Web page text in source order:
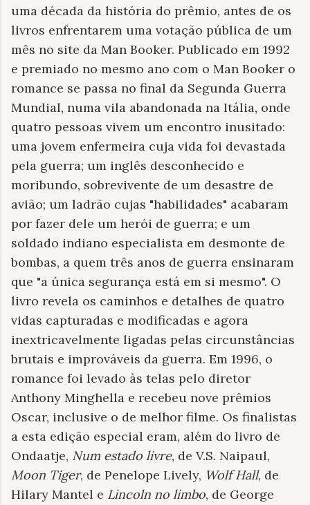
uma década da história do prêmio, antes de os
livros enfrentarem uma votação pública de um
mês no site da Man Booker. Publicado em 1992
e premiado no mesmo ano com o Man Booker o
romance se passa no final da Segunda Guerra
Mundial, numa vila abandonada na Itália, onde
quatro pessoas vivem um encontro inusitado:
uma jovem enfermeira cuja vida foi devastada
pela guerra; um inglês desconhecido e
moribundo, sobrevivente de um desastre de
avião; um ladrão cujas "habilidades" acabaram
por fazer dele um herói de guerra; e um
soldado indiano especialista em desmonte de
bombas, a quem três anos de guerra ensinaram
que "a única segurança está em si mesmo". O
livro revela os caminhos e detalhes de quatro
vidas capturadas e modificadas e agora
inextricavelmente ligadas pelas circunstâncias
brutais e improváveis da guerra. Em 1996, o
romance foi levado às telas pelo diretor
Anthony Minghella e recebeu nove prêmios
Oscar, inclusive o de melhor filme. Os finalistas
a esta edição especial eram, além do livro de
Ondaatje, Num estado livre, de V.S. Naipaul,
Moon Tiger, de Penelope Lively, Wolf Hall, de
Hilary Mantel e Lincoln no limbo, de George